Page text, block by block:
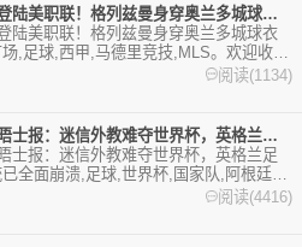
[体育资讯]登陆美职联！格列兹曼身穿奥兰多城球衣现身时代广场
陆美职联！格列兹曼身穿奥兰多城球衣
,足球,西甲,马德里竞技,MLS。欢迎收藏
时为你更新最新的足球，篮球体育资讯。
阅读(1134)
[墨西哥]泰晤士报：迷信外教难夺世界杯，英格兰足球培养系统已
士报：迷信外教难夺世界杯，英格兰足
全面崩溃,足球,世界杯,国家队,阿根廷,
,英格兰,葡萄牙,德国,巴西,荷兰,比利时,摩
亚,哥伦比亚,墨西哥,乌拉圭,日本,美国。
阅读(4416)